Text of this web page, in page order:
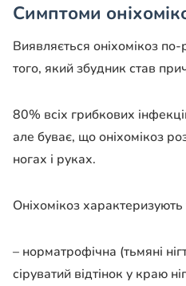
Симптоми
Виявляється оніхомікоз по-
того, який збудник став
80% всіх грибкових
але буває, що оніхомікоз
ногах і руках.
Оніхомікоз
– норматрофічна (тьмяні
сіруватий відтінок у краю